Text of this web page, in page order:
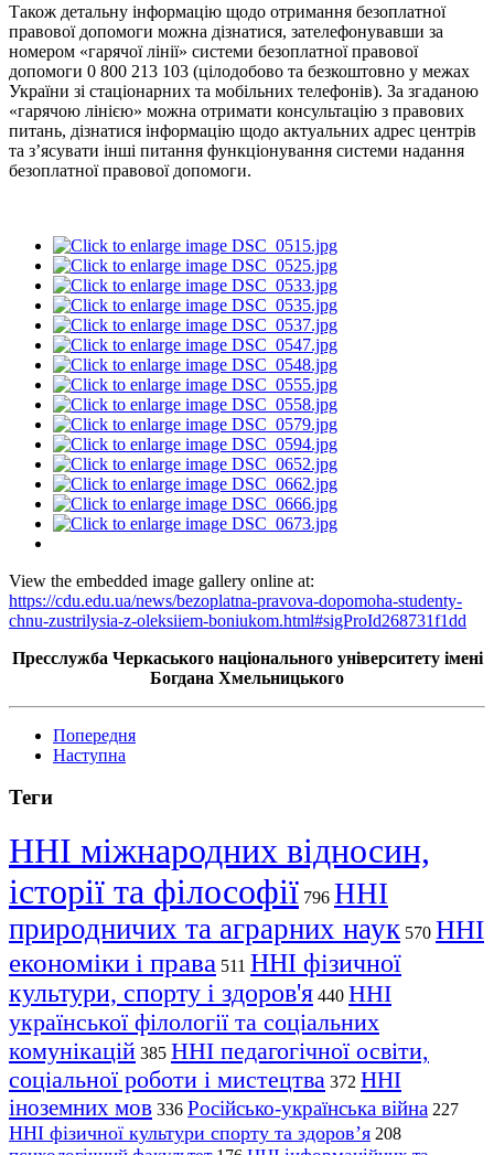
Також детальну інформацію щодо отримання безоплатної
правової допомоги можна дізнатися, зателефонувавши за
номером «гарячої лінії» системи безоплатної правової
допомоги 0 800 213 103 (цілодобово та безкоштовно у межах
України зі стаціонарних та мобільних телефонів). За згаданою
«гарячою лінією» можна отримати консультацію з правових
питань, дізнатися інформацію щодо актуальних адрес центрів
та з’ясувати інші питання функціонування системи надання
безоплатної правової допомоги.
View the embedded image gallery online at:
https://cdu.edu.ua/news/bezoplatna-pravova-dopomoha-studenty-
chnu-zustrilysia-z-oleksiiem-boniukom.html#sigProId268731f1dd
Пресслужба Черкаського національного університету імені
Богдана Хмельницького
Попередня
Наступна
Теги
ННІ міжнародних відносин,
історії та філософії 796 ННІ
природничих та аграрних наук 570 ННІ
економіки і права 511 ННІ фізичної
культури, спорту і здоров'я 440 ННІ
української філології та соціальних
комунікацій 385 ННІ педагогічної освіти,
соціальної роботи і мистецтва 372 ННІ
іноземних мов 336 Російсько-українська війна 227
ННІ фізичної культури спорту та здоров’я 208